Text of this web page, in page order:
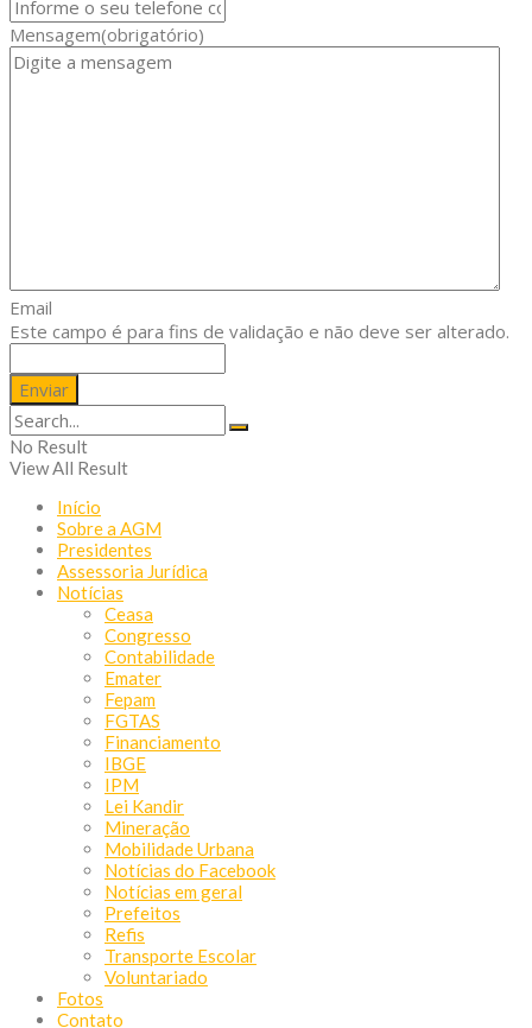
Mensagem(obrigatório)
Email
Este campo é para fins de validação e não deve ser alterado.
No Result
View All Result
Início
Sobre a AGM
Presidentes
Assessoria Jurídica
Notícias
Ceasa
Congresso
Contabilidade
Emater
Fepam
FGTAS
Financiamento
IBGE
IPM
Lei Kandir
Mineração
Mobilidade Urbana
Notícias do Facebook
Notícias em geral
Prefeitos
Refis
Transporte Escolar
Voluntariado
Fotos
Contato